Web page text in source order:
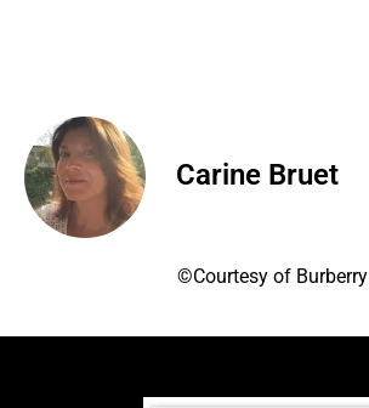
Carine Bruet
©Courtesy of Burberry